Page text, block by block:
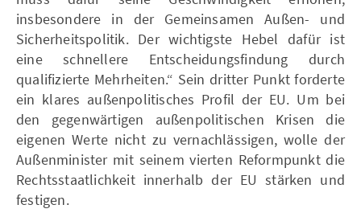
insbesondere in der Gemeinsamen Außen- und
Sicherheitspolitik. Der wichtigste Hebel dafür ist
eine schnellere Entscheidungsfindung durch
qualifizierte Mehrheiten.“ Sein dritter Punkt forderte
ein klares außenpolitisches Profil der EU. Um bei
den gegenwärtigen außenpolitischen Krisen die
eigenen Werte nicht zu vernachlässigen, wolle der
Außenminister mit seinem vierten Reformpunkt die
Rechtsstaatlichkeit innerhalb der EU stärken und
festigen.